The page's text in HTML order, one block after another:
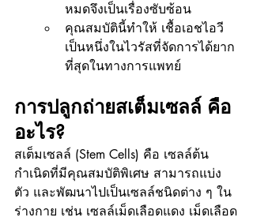
หมดจึงเป็นเรื่องซับซ้อน
คุณสมบัตินี้ทำให้ เชื้อเอชไอวี
เป็นหนึ่งในไวรัสที่จัดการได้ยาก
ที่สุดในทางการแพทย์
การปลูกถ่ายสเต็มเซลล์ คือ
อะไร?
สเต็มเซลล์ (Stem Cells) คือ เซลล์ต้น
กำเนิดที่มีคุณสมบัติพิเศษ สามารถแบ่ง
ตัว และพัฒนาไปเป็นเซลล์ชนิดต่าง ๆ ใน
ร่างกาย เช่น เซลล์เม็ดเลือดแดง เม็ดเลือด